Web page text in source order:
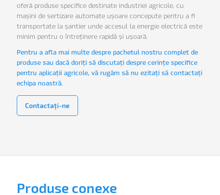
oferă produse specifice destinate industriei agricole, cu
mașini de sertizare automate ușoare concepute pentru a fi
transportate la șantier unde accesul la energie electrică este
minim pentru o întreținere rapidă și ușoară.
Pentru a afla mai multe despre pachetul nostru complet de
produse sau dacă doriți să discutați despre cerințe specifice
pentru aplicații agricole, vă rugăm să nu ezitați să contactați
echipa noastră.
Contactaţi-ne
Produse conexe